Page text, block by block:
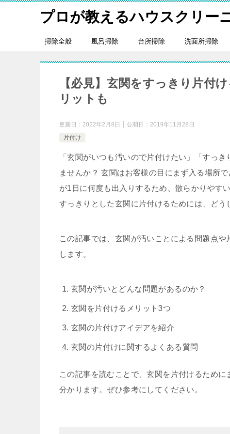
プロが教えるハウスクリー
掃除全般 風呂掃除 台所掃除 洗面所掃除
【必見】玄関をすっきり片付
リットも
更新日： 2022年2月8日 公開日： 2019年11月28日
片付け
「玄関がいつも汚いので片付けたい」「すっ
ませんか？ 玄関はお客様の目にまず入る場所
が1日に何度も出入りするため、散らかりやす
すっきりとした玄関に片付けるためには、どう
この記事では、玄関が汚いことによる問題点
します。
玄関が汚いとどんな問題があるのか？
玄関を片付けるメリット3つ
玄関の片付けアイデアを紹介
玄関の片付けに関するよくある質問
この記事を読むことで、玄関を片付けるため
分かります。ぜひ参考にしてください。